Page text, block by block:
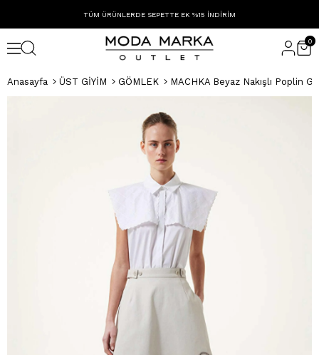
TÜM ÜRÜNLERDE SEPETTE EK %15 İNDİRİM
0
Anasayfa ÜST GİYİM GÖMLEK MACHKA Beyaz Nakışlı Poplin